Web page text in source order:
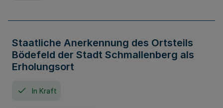
Staatliche Anerkennung des Ortsteils
Bödefeld der Stadt Schmallenberg als
Erholungsort
In Kraft